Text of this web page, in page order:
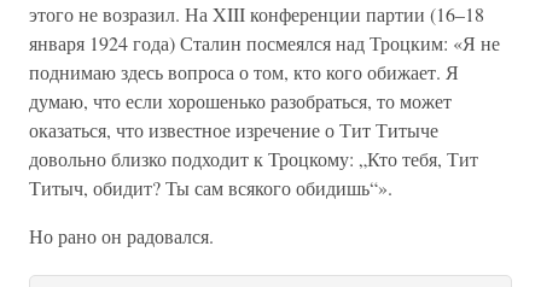
этого не возразил. На XIII конференции партии (16–18
января 1924 года) Сталин посмеялся над Троцким: «Я не
поднимаю здесь вопроса о том, кто кого обижает. Я
думаю, что если хорошенько разобраться, то может
оказаться, что известное изречение о Тит Титыче
довольно близко подходит к Троцкому: „Кто тебя, Тит
Титыч, обидит? Ты сам всякого обидишь“».
Но рано он радовался.